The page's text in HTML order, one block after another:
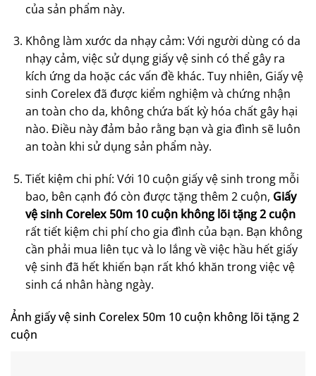
của sản phẩm này.
Không làm xước da nhạy cảm: Với người dùng có da
nhạy cảm, việc sử dụng giấy vệ sinh có thể gây ra
kích ứng da hoặc các vấn đề khác. Tuy nhiên, Giấy vệ
sinh Corelex đã được kiểm nghiệm và chứng nhận
an toàn cho da, không chứa bất kỳ hóa chất gây hại
nào. Điều này đảm bảo rằng bạn và gia đình sẽ luôn
an toàn khi sử dụng sản phẩm này.
Tiết kiệm chi phí: Với 10 cuộn giấy vệ sinh trong mỗi
bao, bên cạnh đó còn được tặng thêm 2 cuộn, Giấy
vệ sinh Corelex 50m 10 cuộn không lõi tặng 2 cuộn
rất tiết kiệm chi phí cho gia đình của bạn. Bạn không
cần phải mua liên tục và lo lắng về việc hầu hết giấy
vệ sinh đã hết khiến bạn rất khó khăn trong việc vệ
sinh cá nhân hàng ngày.
Ảnh giấy vệ sinh Corelex 50m 10 cuộn không lõi tặng 2
cuộn